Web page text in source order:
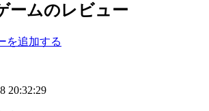
ームのレビュー
を追加する
20:32:29